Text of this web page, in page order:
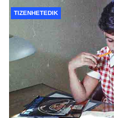
TIZENHETEDIK